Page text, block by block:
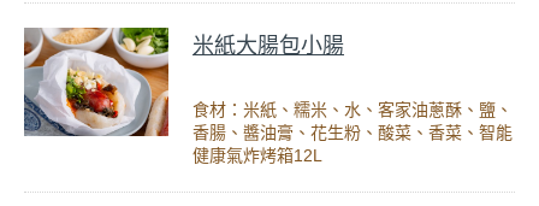
米紙大腸包小腸
食材：米紙、糯米、水、客家油蔥酥、鹽、
香腸、醬油膏、花生粉、酸菜、香菜、智能
健康氣炸烤箱12L